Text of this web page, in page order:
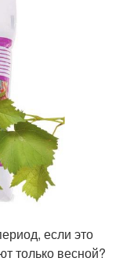
если это
только весной?